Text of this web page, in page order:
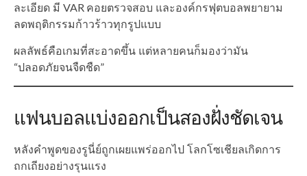
ละเอียด มี VAR คอยตรวจสอบ และองค์กรฟุตบอลพยายาม
ลดพฤติกรรมก้าวร้าวทุกรูปแบบ
ผลลัพธ์คือเกมที่สะอาดขึ้น แต่หลายคนก็มองว่ามัน
“ปลอดภัยจนจืดชืด”
แฟนบอลแบ่งออกเป็นสองฝั่งชัดเจน
หลังคำพูดของรูนี่ย์ถูกเผยแพร่ออกไป โลกโซเชียลเกิดการ
ถกเถียงอย่างรุนแรง